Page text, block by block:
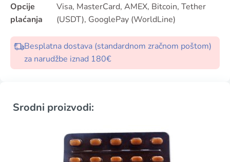
Opcije
plaćanja
Visa, MasterCard, AMEX, Bitcoin, Tether
(USDT), GooglePay (WorldLine)
Besplatna dostava (standardnom zračnom poštom)
za narudžbe iznad 180€
Srodni proizvodi: